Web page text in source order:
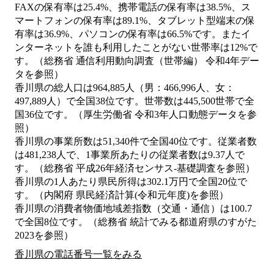
FAXの保有率は25.4%、携帯電話の保有率は38.5%、ス
マートフォンの保有率は89.1%、タブレット型端末の保
有率は36.9%、パソコンの保有率は66.5%です。またイ
ンターネットを誰も利用したことがない世帯率は12%で
す。（総務省 通信利用動向調査（世帯編） 令和4年デー
タを参照）
香川県の総人口は964,885人（男：466,996人、女：
497,889人）で全国38位です。世帯数は445,500世帯で全
国36位です。（厚生労働省 令和3年人口動態データを参
照）
香川県の事業所数は51,340件で全国40位です。従業者数
は481,238人で、1事業所あたりの従業者数は9.37人で
す。（総務省 平成26年経済センサス‐基礎調査を参照）
香川県の1人あたり県民所得は302.1万円で全国20位で
す。（内閣府 県民経済計算(令和元年度)を参照）
香川県の消費者物価地域差指数（交通・通信）は100.7
で全国8位です。（総務省 統計でみる都道府県のすがた
2023を参照）
香川県の電話番号一覧をみる